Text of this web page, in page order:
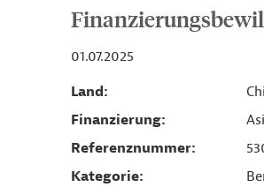
01.07.2025
Land
Finanzierung
Referenznummer
Kategorie